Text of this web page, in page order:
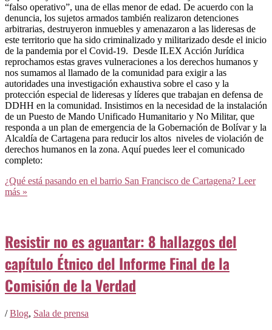
“falso operativo”, una de ellas menor de edad. De acuerdo con la
denuncia, los sujetos armados también realizaron detenciones
arbitrarias, destruyeron inmuebles y amenazaron a las lideresas de
este territorio que ha sido criminalizado y militarizado desde el inicio
de la pandemia por el Covid-19. Desde ILEX Acción Jurídica
reprochamos estas graves vulneraciones a los derechos humanos y
nos sumamos al llamado de la comunidad para exigir a las
autoridades una investigación exhaustiva sobre el caso y la
protección especial de lideresas y líderes que trabajan en defensa de
DDHH en la comunidad. Insistimos en la necesidad de la instalación
de un Puesto de Mando Unificado Humanitario y No Militar, que
responda a un plan de emergencia de la Gobernación de Bolívar y la
Alcaldía de Cartagena para reducir los altos niveles de violación de
derechos humanos en la zona. Aquí puedes leer el comunicado
completo:
¿Qué está pasando en el barrio San Francisco de Cartagena? Leer
más »
Resistir no es aguantar: 8 hallazgos del
capítulo Étnico del Informe Final de la
Comisión de la Verdad
/Blog, Sala de prensa